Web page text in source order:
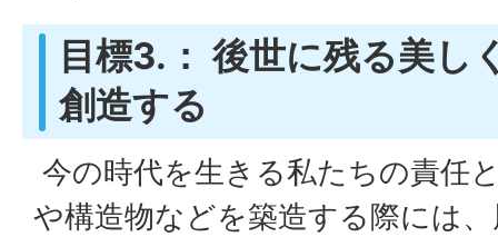
目標3.： 後世に残る美し
創造する
今の時代を生きる私たちの責任
や構造物などを築造する際には